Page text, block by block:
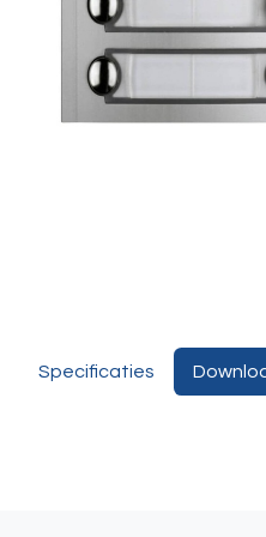
Specificaties